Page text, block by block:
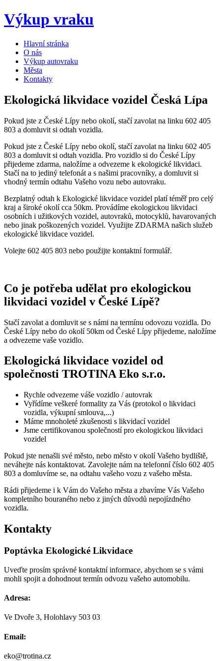
Výkup vraku
Hlavní stránka
O nás
Výkup autovraku
Města
Kontakty
Ekologická likvidace vozidel Česká Lípa
Pokud jste z České Lípy nebo okolí, stačí zavolat na linku 602 405
803 a domluvit si odtah vozidla.
Pokud jste z České Lípy nebo okolí, stačí zavolat na linku 602 405
803 a domluvit si odtah vozidla. Pro vozidlo si do České Lípy
přijedeme zdarma, naložíme a odvezeme k ekologické likvidaci.
Stačí na to jediný telefonát a s našimi pracovníky, a domluvit si
vhodný termín odtahu Vašeho vozu nebo autovraku.
Bezplatný odtah k Ekologické likvidace vozidel platí téměř pro celý
kraj a široké okolí cca 50km. Provádíme ekologickou likvidaci
osobních i užitkových vozidel, autovraků, motocyklů, havarovaných
nebo jinak poškozených vozidel. Využijte ZDARMA našich služeb
ekologické likvidace vozidel.
Volejte 602 405 803 nebo použijte kontaktní formulář.
Co je potřeba udělat pro ekologickou
likvidaci vozidel v České Lípě?
Stačí zavolat a domluvit se s námi na termínu odovozu vozidla. Do
České Lípy nebo do okolí 50km od České Lípy přijedeme, naložíme
a odvezeme vaše vozidlo.
Ekologická likvidace vozidel od
společnosti TROTINA Eko s.r.o.
Rychle odvezeme váše vozidlo / autovrak
Vyřídíme veškeré formality za Vás (protokol o likvidaci
vozidla, výkupní smlouva,...)
Máme mnoholeté zkušenosti s likvidací vozidel
Jsme certifikovanou společností pro ekologickou likvidaci
vozidel
Pokud jste nenašli své město, nebo město v okolí Vašeho bydliště,
neváhejte nás kontaktovat. Zavolejte nám na telefonní číslo 602 405
803 a domluvíme se, na odtahu vašeho vozu z vašeho města.
Rádi přijedeme i k Vám do Vašeho města a zbavíme Vás Vašeho
kompletního bouraného nebo z jiných důvodů nepojízdného
vozidla.
Kontakty
Poptávka Ekologické Likvidace
Uveďte prosím správné kontaktní informace, abychom se s vámi
mohli spojit a dohodnout termín odvozu vašeho automobilu.
Adresa:
Ve Dvoře 3, Holohlavy 503 03
Email:
eko@trotina.cz